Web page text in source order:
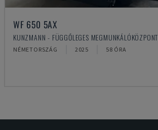
WF 650 5AX
KUNZMANN - FÜGGŐLEGES MEGMUNKÁLÓKÖZPONT
NÉMETORSZÁG 2025 58 ÓRA